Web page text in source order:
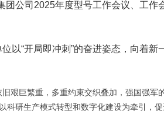
公司2025年度型号工作会议、工
以“开局即冲刺”的奋进姿态，向着
艰巨繁重，多重约束交织叠加，强国强
研生产模式转型和数字化建设为牵引，